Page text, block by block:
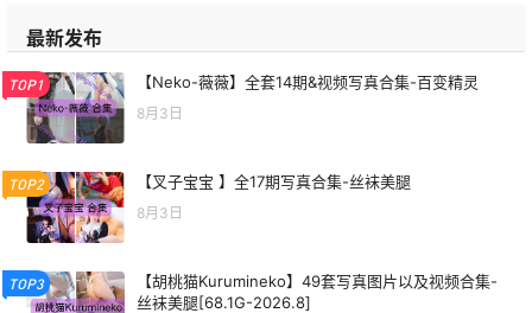
最新发布
TOP1 【Neko-薇薇】全套14期&视频写真合集-百变精灵
8月3日
TOP2 【叉子宝宝 】全17期写真合集-丝袜美腿
8月3日
TOP3
【胡桃猫Kurumineko】49套写真图片以及视频合集-
丝袜美腿[68.1G-2026.8]